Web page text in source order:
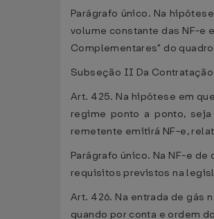
Parágrafo único. Na
volume constante das NF-e
Complementares" do
Subseção II Da
Art. 425. Na hipótese em
regime ponto a ponto,
remetente emitirá NF-e,
Parágrafo único. Na NF-e
requisitos previstos na
Art. 426. Na entrada de gás
quando por conta e ordem